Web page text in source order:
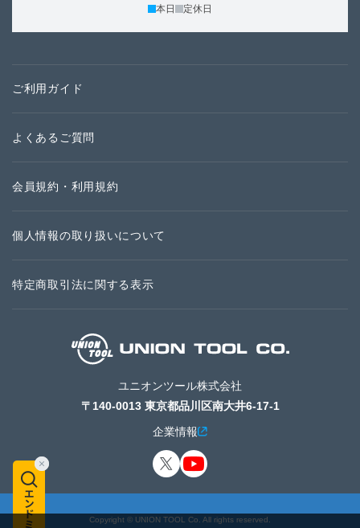
本日 定休日
ご利用ガイド
よくあるご質問
会員規約・利用規約
個人情報の取り扱いについて
特定商取引法に関する表示
ユニオンツール株式会社
〒140-0013 東京都品川区南大井6-17-1
企業情報
Copyright © UNION TOOL Co. All rights reserved.